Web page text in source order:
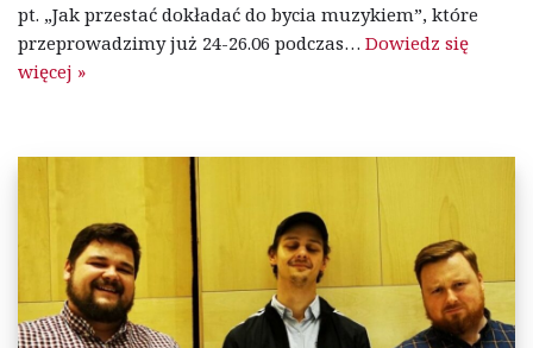
pt. „Jak przestać dokładać do bycia muzykiem”, które
przeprowadzimy już 24-26.06 podczas… Dowiedz się
więcej »